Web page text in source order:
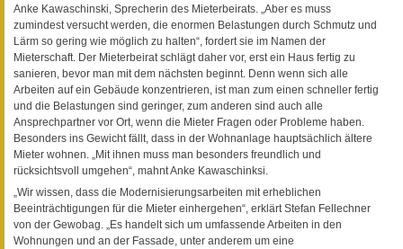
Anke Kawaschinski, Sprecherin des Mieterbeirats. „Aber es muss
zumindest versucht werden, die enormen Belastungen durch Schmutz und
Lärm so gering wie möglich zu halten“, fordert sie im Namen der
Mieterschaft. Der Mieterbeirat schlägt daher vor, erst ein Haus fertig zu
sanieren, bevor man mit dem nächsten beginnt. Denn wenn sich alle
Arbeiten auf ein Gebäude konzentrieren, ist man zum einen schneller fertig
und die Belastungen sind geringer, zum anderen sind auch alle
Ansprechpartner vor Ort, wenn die Mieter Fragen oder Probleme haben.
Besonders ins Gewicht fällt, dass in der Wohnanlage hauptsächlich ältere
Mieter wohnen. „Mit ihnen muss man besonders freundlich und
rücksichtsvoll umgehen“, mahnt Anke Kawaschinksi.
„Wir wissen, dass die Modernisierungsarbeiten mit erheblichen
Beeinträchtigungen für die Mieter einhergehen“, erklärt Stefan Fellechner
von der Gewobag. „Es handelt sich um umfassende Arbeiten in den
Wohnungen und an der Fassade, unter anderem um eine